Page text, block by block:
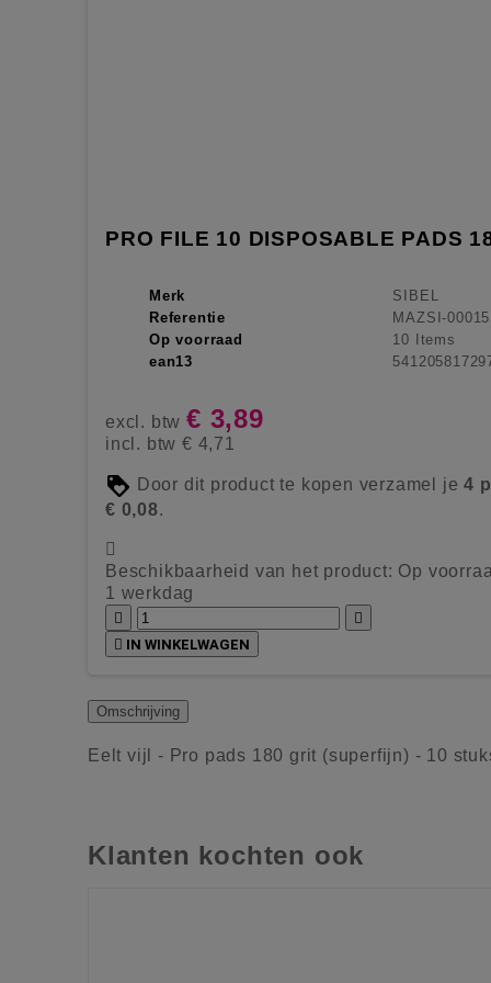
PRO FILE 10 DISPOSABLE PADS
Merk
SIBEL
Referentie
MAZSI-
Op voorraad
10 Items
ean13
excl. btw € 3,89
incl. btw € 4,71
Door dit product te kopen verzamel je4
€ 0,08.

Beschikbaarheid van het product: Op
1 werkdag


 IN WINKELWAGEN
Omschrijving
Eelt vijl - Pro pads 180 grit (superfijn) - 10
Klanten kochten ook